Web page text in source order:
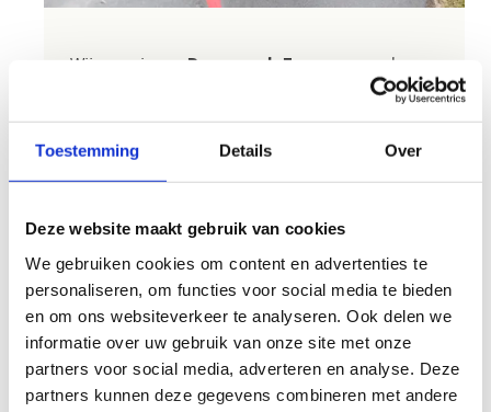
Toestemming Details Over
Deze website maakt gebruik van cookies
We gebruiken cookies om content en advertenties te
personaliseren, om functies voor social media te bieden
en om ons websiteverkeer te analyseren. Ook delen we
informatie over uw gebruik van onze site met onze
partners voor social media, adverteren en analyse. Deze
partners kunnen deze gegevens combineren met andere
Wij organiseren Pumptrack Fun:
spannende
tijdritten waarbij deelnemers zo snel mogelijk
ons 250 meter lange pumptrackparcours moeten
afleggen.
Dankzij ons geavanceerde tijdsregistratiesysteem
met de beste tijd wint!
Leeftijd: voor U9, U12, U15 en U17
Zaterdag 30 mei 2026
Kostprijs: €11,50 per deelnemer (verzekering
inbegrepen)
Zowel voor vergunningshouders als